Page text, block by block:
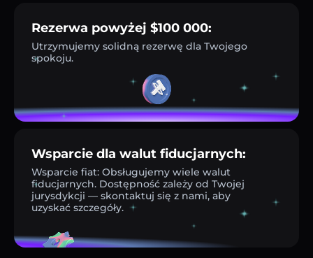
Rezerwa powyżej $100 000:
Utrzymujemy solidną rezerwę dla Twojego
spokoju.
Wsparcie dla walut fiducjarnych:
Wsparcie fiat: Obsługujemy wiele walut
fiducjarnych. Dostępność zależy od Twojej
jurysdykcji — skontaktuj się z nami, aby
uzyskać szczegóły.